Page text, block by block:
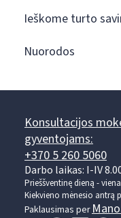
Ieškome turto
Nuorodos
Konsultacijos
gyventojams:
+370 5 260 5060
Darbo laikas: I-IV
Prieššventinę dieną -
Kiekvieno mėnesio antrą
Paklausimas per